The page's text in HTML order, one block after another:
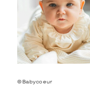
©Babycoeur